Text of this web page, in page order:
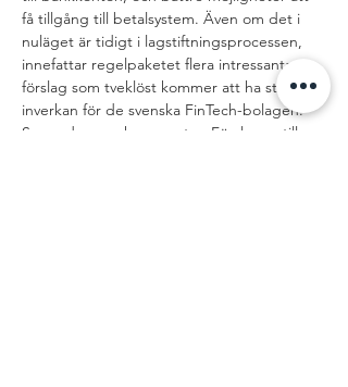
få tillgång till betalsystem. Även om det i
nuläget är tidigt i lagstiftningsprocessen,
innefattar regelpaketet flera intressanta
förslag som tveklöst kommer att ha stor
inverkan för de svenska FinTech-bolagen.
Samordnarnas kommentar:
Förslagen till